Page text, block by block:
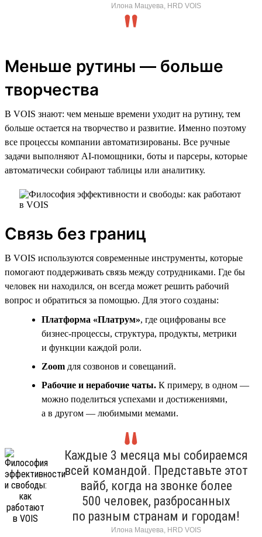
Илона Мацуева, HRD VOIS
Меньше рутины — больше
творчества
В VOIS знают: чем меньше времени уходит на рутину, тем
больше остается на творчество и развитие. Именно поэтому
все процессы компании автоматизированы. Все ручные
задачи выполняют AI-помощники, боты и парсеры, которые
автоматически собирают таблицы или аналитику.
Связь без границ
В VOIS используются современные инструменты, которые
помогают поддерживать связь между сотрудниками. Где бы
человек ни находился, он всегда может решить рабочий
вопрос и обратиться за помощью. Для этого созданы:
Платформа «Платрум», где оцифрованы все
бизнес-процессы, структура, продукты, метрики
и функции каждой роли.
Zoom для созвонов и совещаний.
Рабочие и нерабочие чаты. К примеру, в одном —
можно поделиться успехами и достижениями,
а в другом — любимыми мемами.
Каждые 3 месяца мы собираемся
всей командой. Представьте этот
вайб, когда на звонке более
500 человек, разбросанных
по разным странам и городам!
Илона Мацуева, HRD VOIS